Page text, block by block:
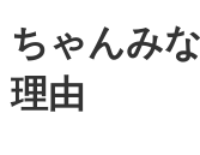
ちゃんみ
理由